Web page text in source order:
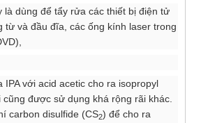
là dùng để tẩy rửa các thiết bị điện tử
từ và đầu đĩa, các ống kính laser trong
IPA với acid acetic cho ra isopropyl
được sử dụng khá rộng rãi khác.
carbon disulfide (CS2) để cho ra